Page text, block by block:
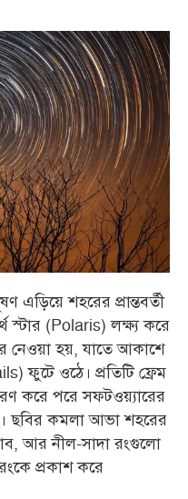
শহরের প্রান্তবর্তী
স্টার (Polaris) লক্ষ্য করে
নেওয়া হয়, যাতে আকাশে
ফুটে ওঠে। প্রতিটি ফ্রেম
করে পরে সফটওয়্যারের
ছবির কমলা আভা শহরের
আর নীল-সাদা রংগুলো
প্রকাশ করে